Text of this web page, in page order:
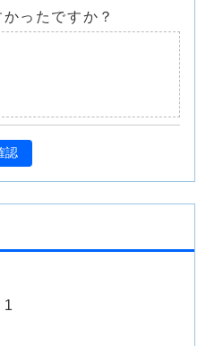
ったですか？
認
1